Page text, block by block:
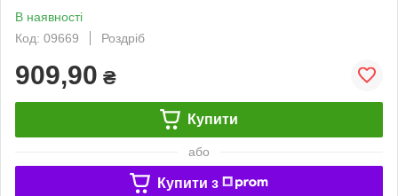
В наявності
Код: 09669
Роздріб
909,90 ₴
Купити
або
Купити з